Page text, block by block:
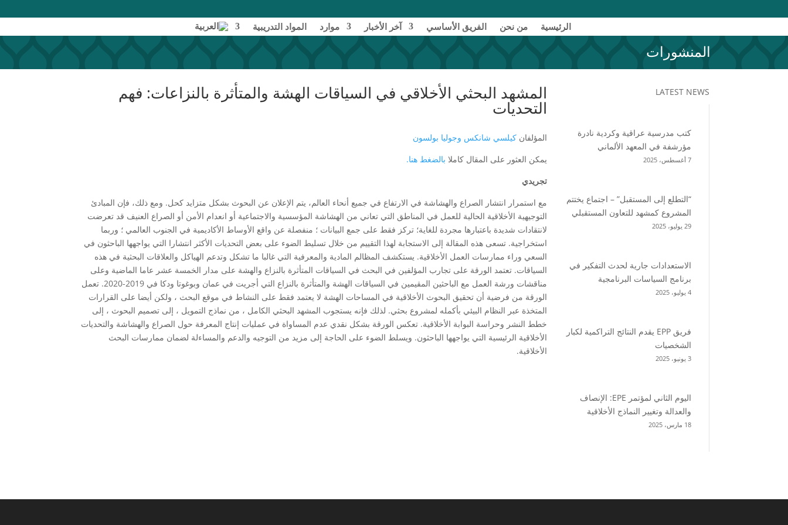
الرئیسیة من نحن الفريق الأساسي آخر الأخبار موارد المواد التدريبية
المنشورات
المشهد البحثي الأخلاقي في السياقات الهشة والمتأثرة بالنزاعات: فهم
التحديات
المؤلفانكيلسي شانكس وجوليا بولسون
يمكن العثور على المقال كاملا بالضغط هنا.
تجريدي
مع استمرار انتشار الصراع والهشاشة في الارتفاع في جميع أنحاء العالم، يتم الإعلان عن البحوث بشكل متزايد كحل. ومع ذلك، فإن المبادئ
التوجيهية الأخلاقية الحالية للعمل في المناطق التي تعاني من الهشاشة المؤسسية والاجتماعية أو انعدام الأمن أو الصراع العنيف قد تعرضت
لانتقادات شديدة باعتبارها مجردة للغاية؛ تركز فقط على جمع البيانات ؛ منفصلة عن واقع الأوساط الأكاديمية في الجنوب العالمي ؛ وربما
استخراجية. تسعى هذه المقالة إلى الاستجابة لهذا التقييم من خلال تسليط الضوء على بعض التحديات الأكثر انتشارا التي يواجهها الباحثون في
السعي وراء ممارسات العمل الأخلاقية. يستكشف المظالم المادية والمعرفية التي غالبا ما تشكل وتدعم الهياكل والعلاقات البحثية في هذه
السياقات. تعتمد الورقة على تجارب المؤلفين في البحث في السياقات المتأثرة بالنزاع والهشة على مدار الخمسة عشر عاما الماضية وعلى
مناقشات ورشة العمل مع الباحثين المقيمين في السياقات الهشة والمتأثرة بالنزاع التي أجريت في عمان وبوغوتا ودكا في 2019-2020. تعمل
الورقة من فرضية أن تحقيق البحوث الأخلاقية في المساحات الهشة لا يعتمد فقط على النشاط في موقع البحث ، ولكن أيضا على القرارات
المتخذة عبر النظام البيئي بأكمله لمشروع بحثي. لذلك فإنه يستجوب المشهد البحثي الكامل ، من نماذج التمويل ، إلى تصميم البحوث ، إلى
خطط النشر وحراسة البوابة الأخلاقية. تعكس الورقة بشكل نقدي عدم المساواة في عمليات إنتاج المعرفة حول الصراع والهشاشة والتحديات
الأخلاقية الرئيسية التي يواجهها الباحثون. ويسلط الضوء على الحاجة إلى مزيد من التوجيه والدعم والمساءلة لضمان ممارسات البحث
الأخلاقية.
LATEST NEWS
كتب مدرسية عراقية وكردية نادرة
مؤرشفة في المعهد الألماني
7 أغسطس، 2025
“التطلع إلى المستقبل” – اجتماع يختتم
المشروع كمشهد للتعاون المستقبلي
29 يوليو، 2025
الاستعدادات جارية لحدث التفكير في
برنامج السياسات البرنامجية
4 يوليو، 2025
فريق EPP يقدم النتائج التراكمية لكبار
الشخصيات
3 يونيو، 2025
اليوم الثاني لمؤتمر EPE: الإنصاف
والعدالة وتغيير النماذج الأخلاقية
18 مارس، 2025